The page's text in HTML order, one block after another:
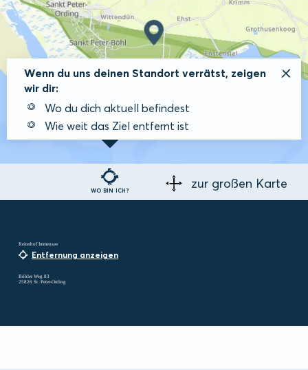
WO BIN ICH?
Wenn du uns deinen Standort verrätst, zeigen
wir dir:
Wo du dich aktuell befindest
Wie weit das Ziel entfernt ist
zur großen Karte
Reiterhof Immensee
Entfernung anzeigen
Böhler Weg 83
25826 St. Peter-Ording